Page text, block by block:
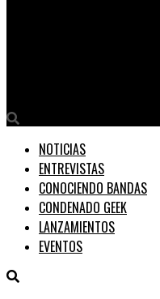
NOTICIAS
ENTREVISTAS
CONOCIENDO BANDAS
CONDENADO GEEK
LANZAMIENTOS
EVENTOS